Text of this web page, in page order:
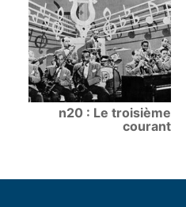
n20 : Le troisième
courant